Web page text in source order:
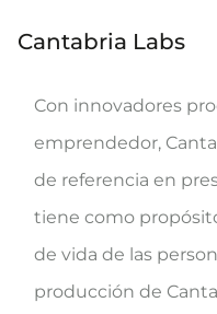
Cantabria Labs
Con innovadores
emprendedor,
de referencia en
tiene como
de vida de las
producción de